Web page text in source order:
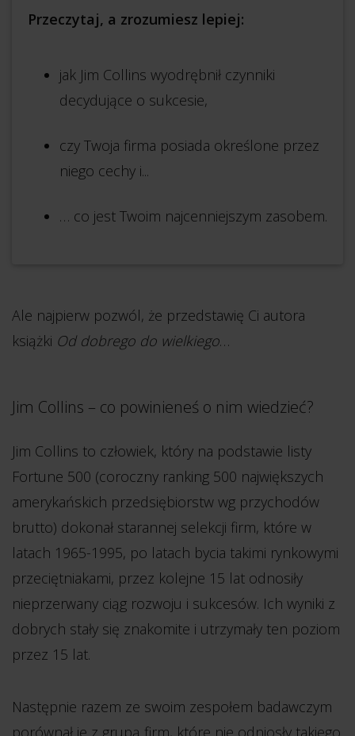
Przeczytaj, a zrozumiesz lepiej:
jak Jim Collins wyodrębnił czynniki
decydujące o sukcesie,
czy Twoja firma posiada określone przez
niego cechy i...
… co jest Twoim najcenniejszym zasobem.
Ale najpierw pozwól, że przedstawię Ci autora
książki Od dobrego do wielkiego…
Jim Collins – co powinieneś o nim wiedzieć?
Jim Collins to człowiek, który na podstawie listy
Fortune 500 (coroczny ranking 500 największych
amerykańskich przedsiębiorstw wg przychodów
brutto) dokonał starannej selekcji firm, które w
latach 1965-1995, po latach bycia takimi rynkowymi
przeciętniakami, przez kolejne 15 lat odnosiły
nieprzerwany ciąg rozwoju i sukcesów. Ich wyniki z
dobrych stały się znakomite i utrzymały ten poziom
przez 15 lat.
Następnie razem ze swoim zespołem badawczym
porównał je z grupą firm, które nie odniosły takiego